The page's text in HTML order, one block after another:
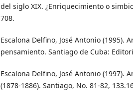
del siglo XIX. ¿Enriquecimiento o
708.
Escalona Delfino, José Antonio (1995).
pensamiento. Santiago de Cuba:
Escalona Delfino, José Antonio (1997).
(1878-1886). Santiago, No. 81-82,